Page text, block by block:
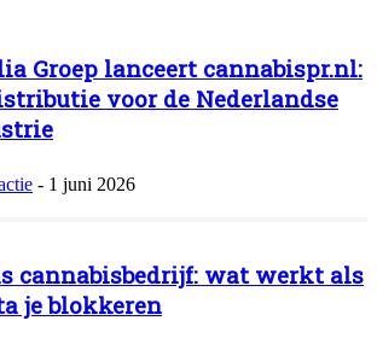
Groep lanceert cannabispr.nl:
voor de Nederlandse
- 1 juni 2026
cannabisbedrijf: wat werkt als
je blokkeren